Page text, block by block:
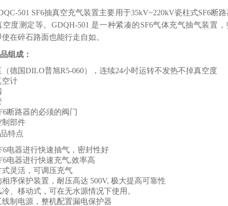
501 SF6抽真空充气装置主要用于35kV~220kV瓷柱式SF6断
空度测定等。GDQH-501 是一种紧凑的SF6气体充气抽气装置
使在碎石路面也能行走自如。
组成：
德国DILO普旭R5-060），连续24小时运转不发热不掉真空度
空计
断路器的必须的阀门
制部件
特点
电器进行快速抽气，密封性好
电器进行快速充气,效率高
式灵活，可调压充气
相序保护装置，耐压高达 500V, 极大提高可靠性
、移动式，可在无水源情况下使用。
线制电源，整机配置漏电保护器